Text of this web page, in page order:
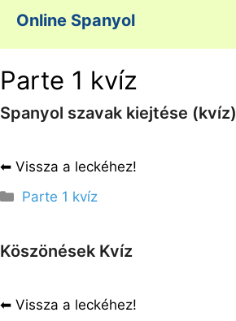
Kilépés
tartalomba
Online Spanyol
Parte 1 kvíz
Spanyol szavak kiejtése (kvíz)
⬅︎ Vissza a leckéhez!
Kategória
Parte 1 kvíz
Köszönések Kvíz
⬅︎ Vissza a leckéhez!